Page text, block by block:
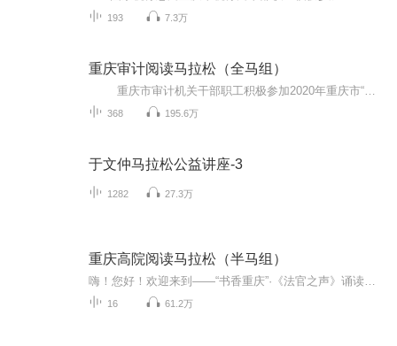
193 7.3万
重庆审计阅读马拉松（全马组）
368 195.6万
于文仲马拉松公益讲座-3
1282 27.3万
重庆高院阅读马拉松（半马组）
16 61.2万